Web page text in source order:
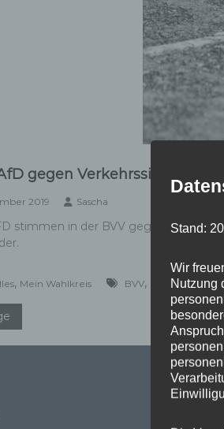
gegen Verkehrssicherheit
2019 Sascha
stimmen in der BVV gegen die
, Mein Wahlkreis BVV, Parkplatz,
Stand:
Wir
Nutzung